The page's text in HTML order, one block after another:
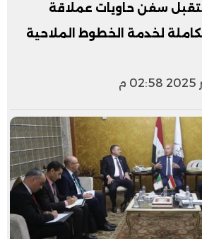
سفن حاويات عملاقة
لخدمة الخطوط الملاحية